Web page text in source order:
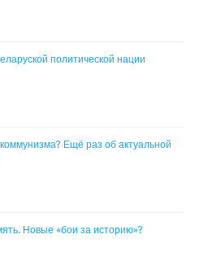
политической нации
Ещё раз об актуальной
Новые «бои за историю»?